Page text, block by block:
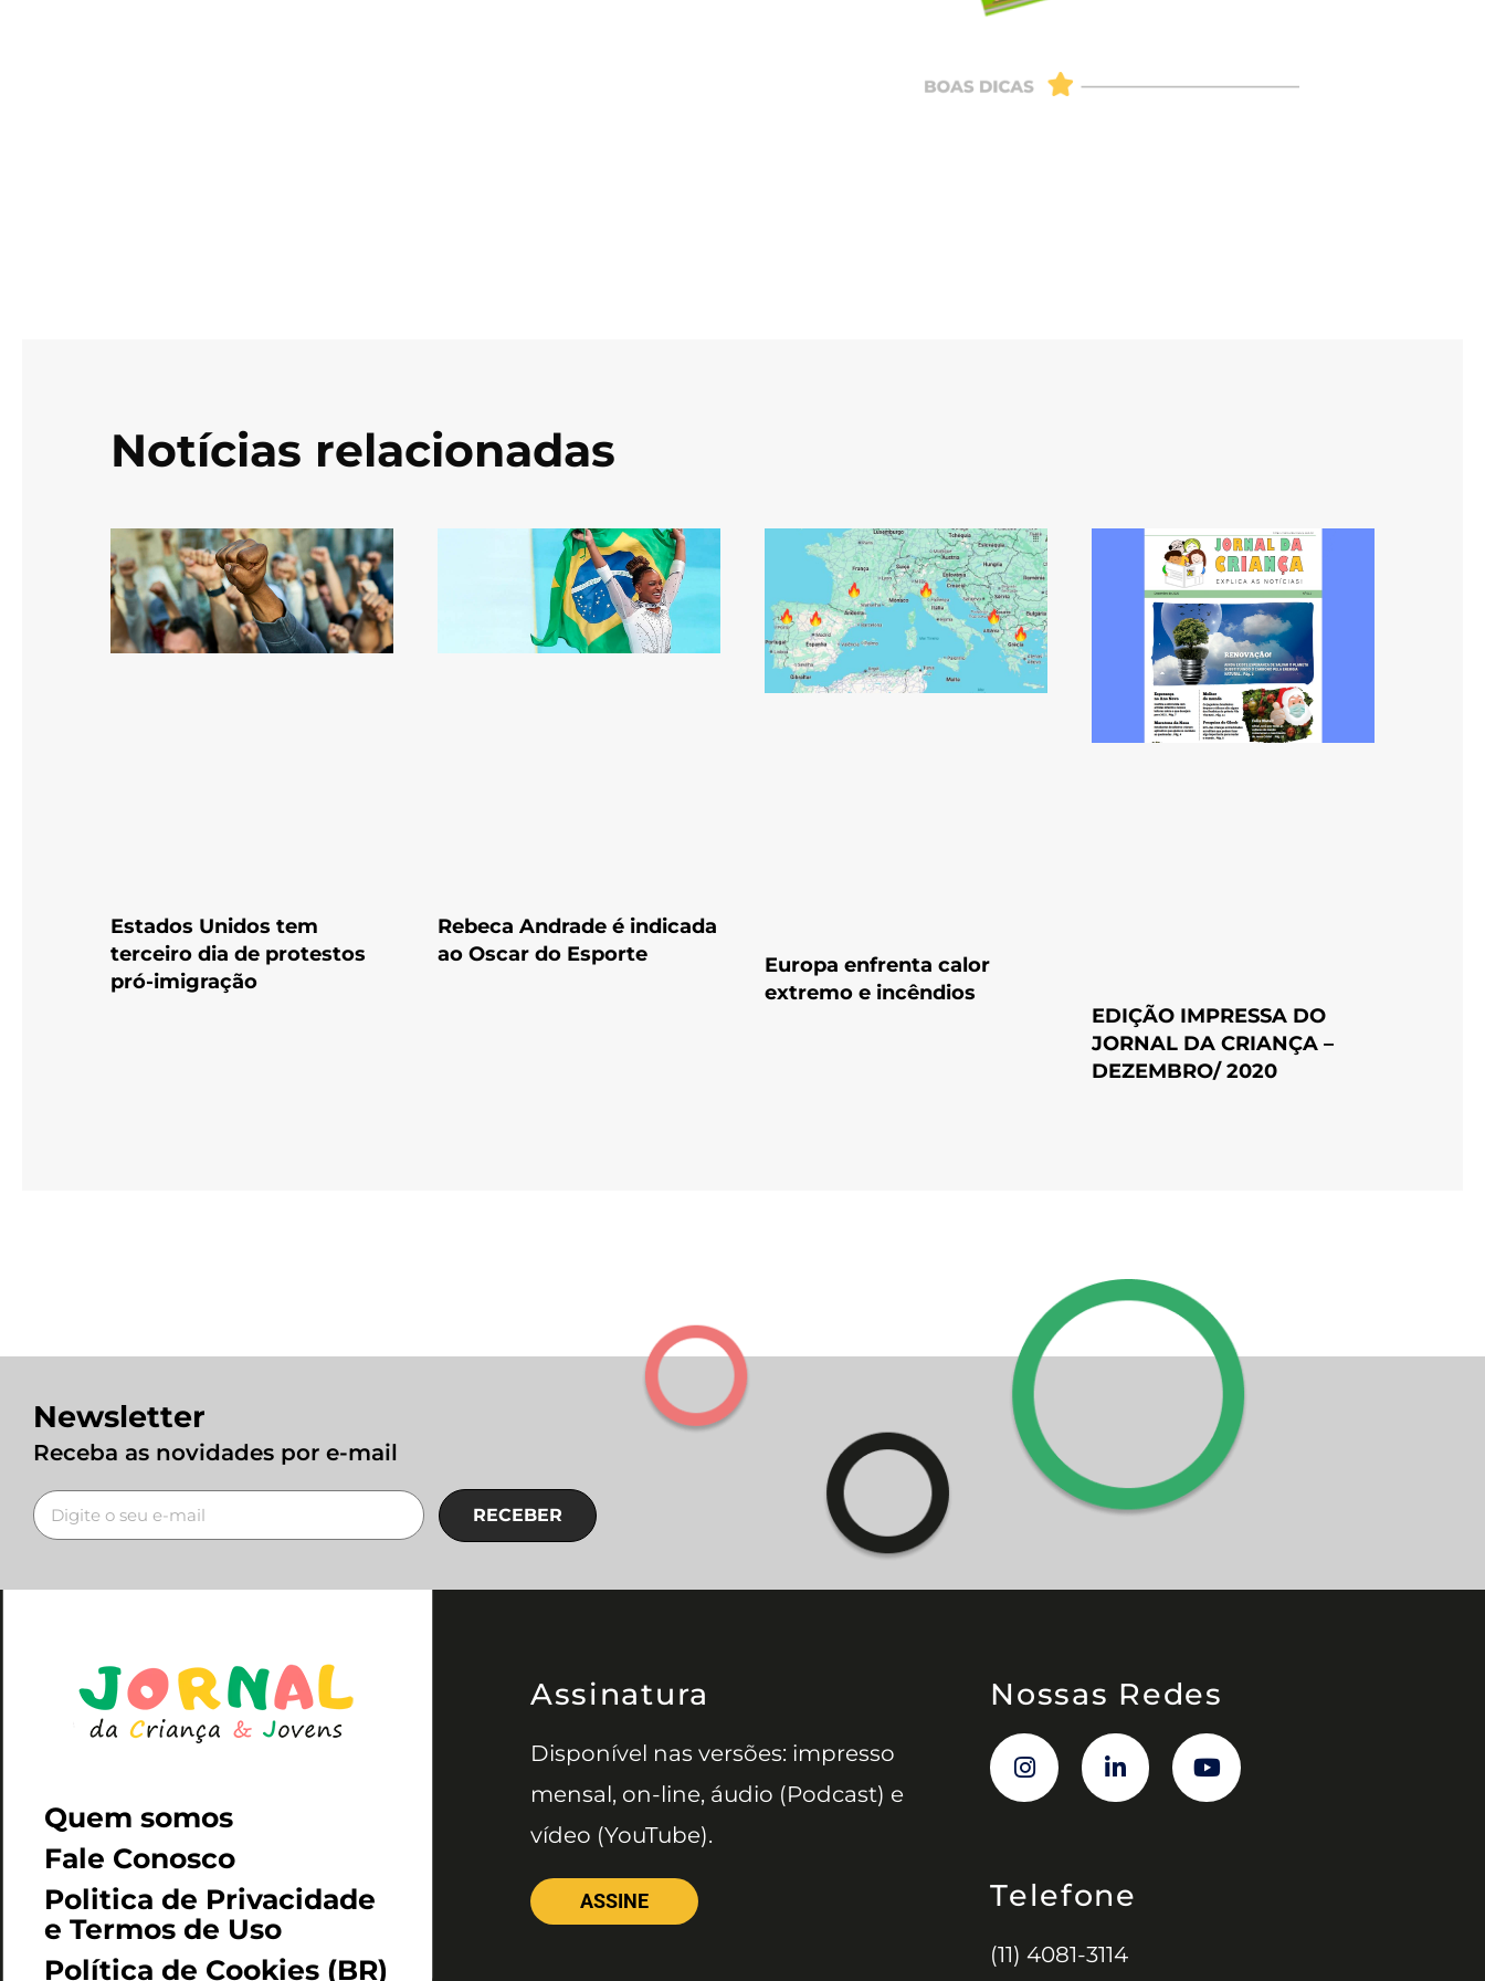
Notícias relacionadas
Estados Unidos tem
terceiro dia de protestos
pró-imigração
Rebeca Andrade é indicada
ao Oscar do Esporte
Europa enfrenta calor
extremo e incêndios
EDIÇÃO IMPRESSA DO
JORNAL DA CRIANÇA –
DEZEMBRO/ 2020
Newsletter
Receba as novidades por e-mail
RECEBER
Quem somos
Fale Conosco
Politica de Privacidade
e Termos de Uso
Política de Cookies (BR)
Assinatura
Disponível nas versões: impresso
mensal, on-line, áudio (Podcast) e
vídeo (YouTube).
ASSINE
Nossas Redes
Telefone
(11) 4081-3114